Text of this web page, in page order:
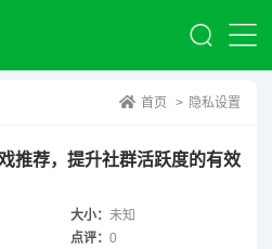
首页 > 隐私设置
推荐，提升社群活跃度的有效
大小：未知
点评：0